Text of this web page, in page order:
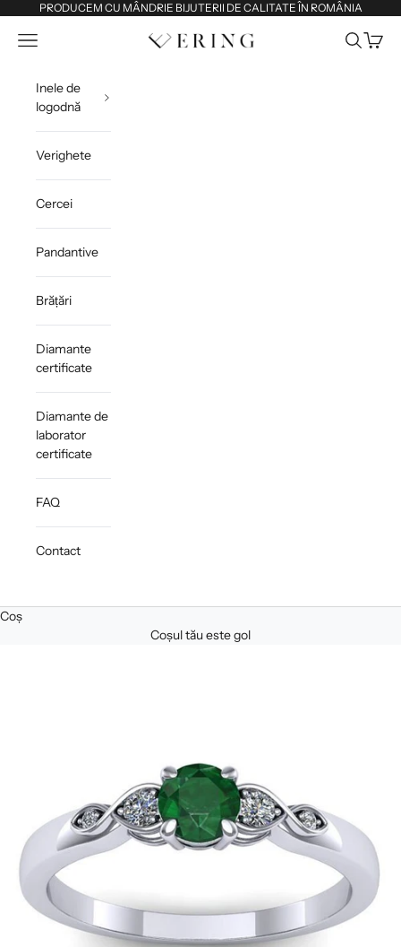
Sari la conținutPRODUCEM CU MÂNDRIE BIJUTERII DE CALITATE ÎN ROMÂNIA
Ering
Deschide meniul de navigare Deschide
Inele de
logodnă
Verighete
Cercei
Pandantive
Brățări
Diamante
certificate
Diamante de
laborator
certificate
FAQ
Contact
Coș
Coșul tău este gol